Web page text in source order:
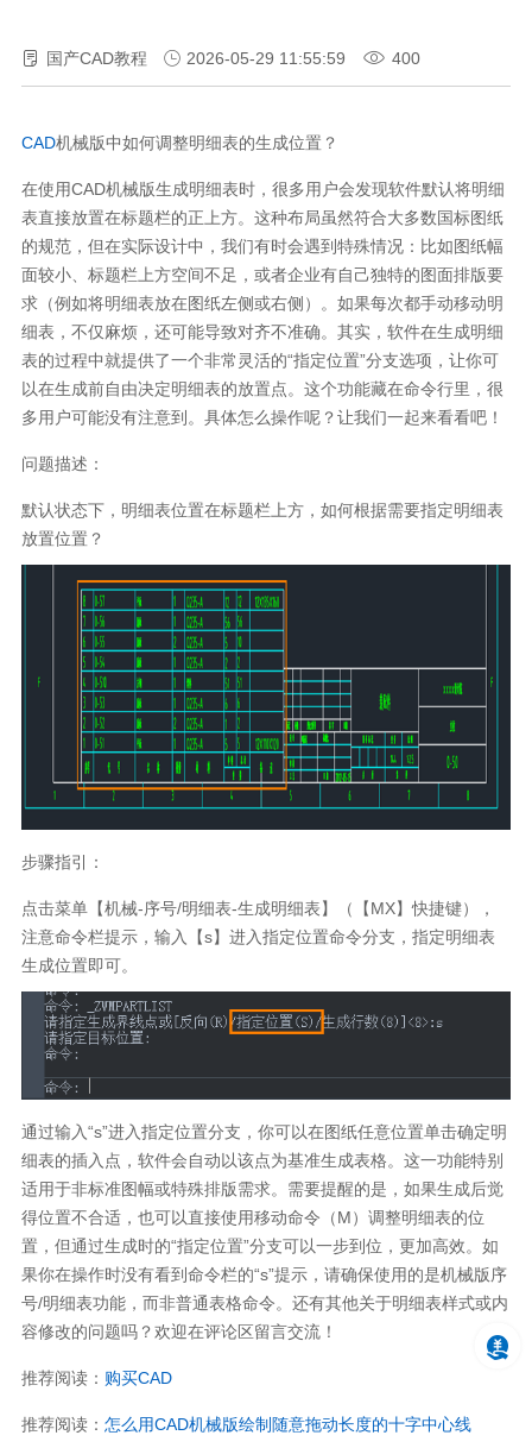
国产CAD教程 2026-05-29 11:55:59 400
CAD机械版中如何调整明细表的生成位置？
在使用CAD机械版生成明细表时，很多用户会发现软件默认将明细
表直接放置在标题栏的正上方。这种布局虽然符合大多数国标图纸
的规范，但在实际设计中，我们有时会遇到特殊情况：比如图纸幅
面较小、标题栏上方空间不足，或者企业有自己独特的图面排版要
求（例如将明细表放在图纸左侧或右侧）。如果每次都手动移动明
细表，不仅麻烦，还可能导致对齐不准确。其实，软件在生成明细
表的过程中就提供了一个非常灵活的“指定位置”分支选项，让你可
以在生成前自由决定明细表的放置点。这个功能藏在命令行里，很
多用户可能没有注意到。具体怎么操作呢？让我们一起来看看吧！
问题描述：
默认状态下，明细表位置在标题栏上方，如何根据需要指定明细表
放置位置？
步骤指引：
点击菜单【机械-序号/明细表-生成明细表】（【MX】快捷键），
注意命令栏提示，输入【s】进入指定位置命令分支，指定明细表
生成位置即可。
通过输入“s”进入指定位置分支，你可以在图纸任意位置单击确定明
细表的插入点，软件会自动以该点为基准生成表格。这一功能特别
适用于非标准图幅或特殊排版需求。需要提醒的是，如果生成后觉
得位置不合适，也可以直接使用移动命令（M）调整明细表的位
置，但通过生成时的“指定位置”分支可以一步到位，更加高效。如
果你在操作时没有看到命令栏的“s”提示，请确保使用的是机械版序
号/明细表功能，而非普通表格命令。还有其他关于明细表样式或内
容修改的问题吗？欢迎在评论区留言交流！
推荐阅读： 购买CAD
推荐阅读： 怎么用CAD机械版绘制随意拖动长度的十字中心线